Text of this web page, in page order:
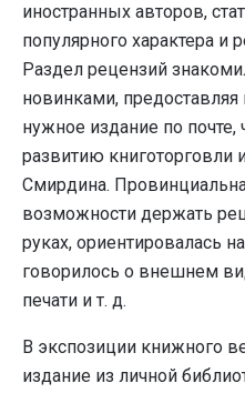
иностранных авторов,
популярного характера и
Раздел рецензий
новинками,
нужное издание по почте,
развитию книготорговли
Смирдина.
возможности держать
руках, ориентировалась
говорилось о внешнем
печати и т. д.
В экспозиции книжного
издание из личной